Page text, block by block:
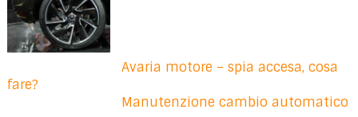
Avaria motore – spia accesa, cosa
fare?
Manutenzione cambio automatico